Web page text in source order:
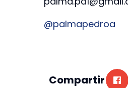
@palmapedroa
Compartir